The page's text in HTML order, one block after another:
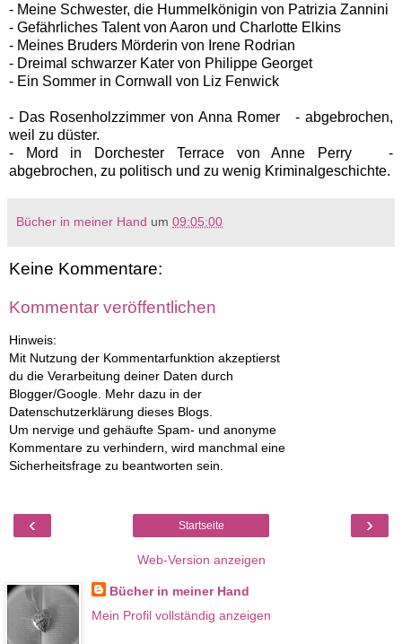
- Meine Schwester, die Hummelkönigin von Patrizia Zannini
- Gefährliches Talent von Aaron und Charlotte Elkins
- Meines Bruders Mörderin von Irene Rodrian
- Dreimal schwarzer Kater von Philippe Georget
- Ein Sommer in Cornwall von Liz Fenwick
- Das Rosenholzzimmer von Anna Romer - abgebrochen,
weil zu düster.
- Mord in Dorchester Terrace von Anne Perry -
abgebrochen, zu politisch und zu wenig Kriminalgeschichte.
Bücher in meiner Hand um 09:05:00
Keine Kommentare:
Kommentar veröffentlichen
Hinweis:
Mit Nutzung der Kommentarfunktion akzeptierst
du die Verarbeitung deiner Daten durch
Blogger/Google. Mehr dazu in der
Datenschutzerklärung dieses Blogs.
Um nervige und gehäufte Spam- und anonyme
Kommentare zu verhindern, wird manchmal eine
Sicherheitsfrage zu beantworten sein.
‹ ›
Startseite
Web-Version anzeigen
Bücher in meiner Hand
Mein Profil vollständig anzeigen